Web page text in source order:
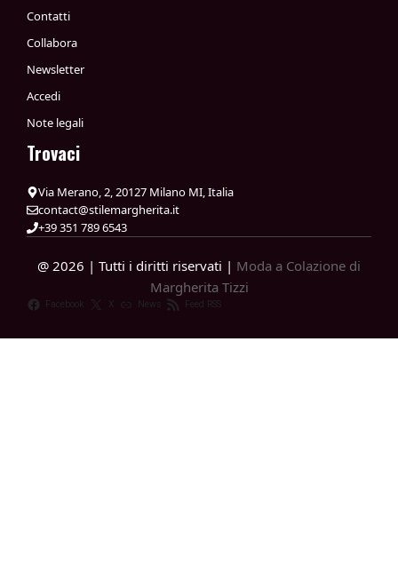
Contatti
Collabora
Newsletter
Accedi
Note legali
Trovaci
Via Merano, 2, 20127 Milano MI, Italia
contact@stilemargherita.it
+39 351 789 6543
@ 2026 | Tutti i diritti riservati | Moda a Colazione di
Margherita Tizzi
Facebook X News Feed RSS